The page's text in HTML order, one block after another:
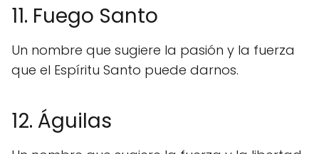
11. Fuego Santo
Un nombre que sugiere la pasión y la fuerza
que el Espíritu Santo puede darnos.
12. Águilas